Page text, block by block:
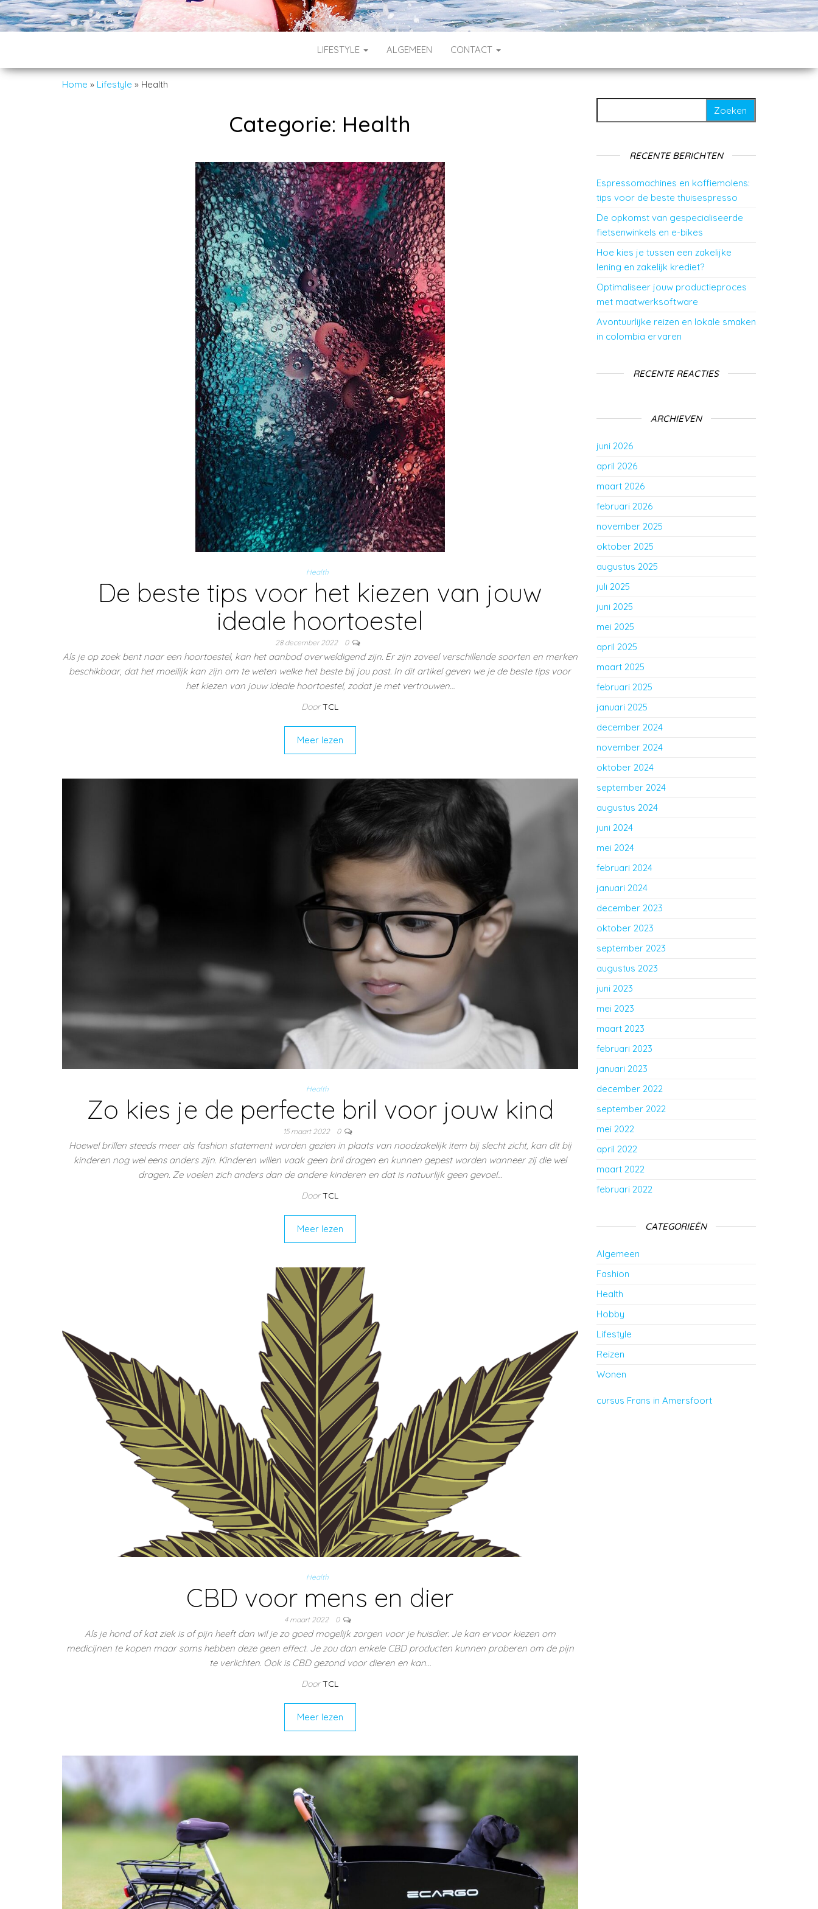
LIFESTYLE ALGEMEEN CONTACT
Home » Lifestyle » Health
Categorie: Health
Health
De beste tips voor het kiezen van jouw
ideale hoortoestel
28 december 2022 0
Als je op zoek bent naar een hoortoestel, kan het aanbod overweldigend zijn. Er zijn zoveel verschillende soorten en merken
beschikbaar, dat het moeilijk kan zijn om te weten welke het beste bij jou past. In dit artikel geven we je de beste tips voor
het kiezen van jouw ideale hoortoestel, zodat je met vertrouwen…
Door TCL
Meer lezen
Health
Zo kies je de perfecte bril voor jouw kind
15 maart 2022 0
Hoewel brillen steeds meer als fashion statement worden gezien in plaats van noodzakelijk item bij slecht zicht, kan dit bij
kinderen nog wel eens anders zijn. Kinderen willen vaak geen bril dragen en kunnen gepest worden wanneer zij die wel
dragen. Ze voelen zich anders dan de andere kinderen en dat is natuurlijk geen gevoel…
Door TCL
Meer lezen
Health
CBD voor mens en dier
4 maart 2022 0
Als je hond of kat ziek is of pijn heeft dan wil je zo goed mogelijk zorgen voor je huisdier. Je kan ervoor kiezen om
medicijnen te kopen maar soms hebben deze geen effect. Je zou dan enkele CBD producten kunnen proberen om de pijn
te verlichten. Ook is CBD gezond voor dieren en kan…
Door TCL
Meer lezen
RECENTE BERICHTEN
Espressomachines en koffiemolens:
tips voor de beste thuisespresso
De opkomst van gespecialiseerde
fietsenwinkels en e-bikes
Hoe kies je tussen een zakelijke
lening en zakelijk krediet?
Optimaliseer jouw productieproces
met maatwerksoftware
Avontuurlijke reizen en lokale smaken
in colombia ervaren
RECENTE REACTIES
ARCHIEVEN
juni 2026
april 2026
maart 2026
februari 2026
november 2025
oktober 2025
augustus 2025
juli 2025
juni 2025
mei 2025
april 2025
maart 2025
februari 2025
januari 2025
december 2024
november 2024
oktober 2024
september 2024
augustus 2024
juni 2024
mei 2024
februari 2024
januari 2024
december 2023
oktober 2023
september 2023
augustus 2023
juni 2023
mei 2023
maart 2023
februari 2023
januari 2023
december 2022
september 2022
mei 2022
april 2022
maart 2022
februari 2022
CATEGORIEËN
Algemeen
Fashion
Health
Hobby
Lifestyle
Reizen
Wonen
cursus Frans in Amersfoort